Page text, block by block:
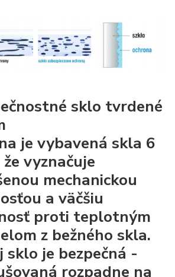
sklo tvrdené
je vybavenáskla 6
ževyznačuje
mechanickou
a väčšiu
proti teplotným
z bežného skla.
sklo je bezpečná -
rozpadne na